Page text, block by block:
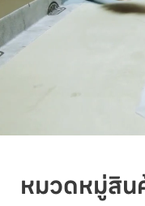
หมวดหมู่สิน